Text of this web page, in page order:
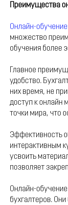
Преимущества
Онлайн-
множество
обучения более
Главное
удобство.
них время, не
доступ к онлайн
точки мира, что
Эффективность
интерактивным
усвоить
позволяет
Онлайн-
бухгалтеров.